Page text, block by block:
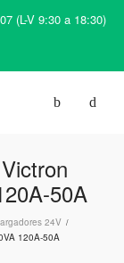
(L-V 9:30 a 18:30)
50A
24V /
120A-50A